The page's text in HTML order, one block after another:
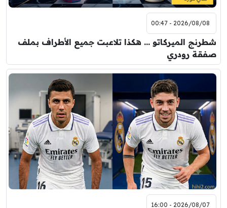
2026/08/08 - 00:47
شطرنج الميركاتو … هكذا تلاعبت جميع الأطراف بملف
صفقة رودري
2026/08/07 - 16:00